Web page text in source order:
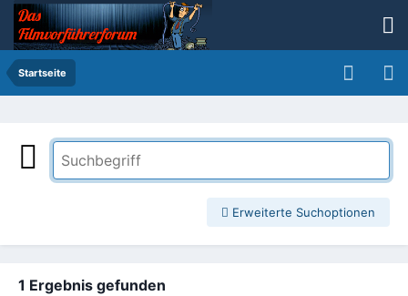
Startseite
Erweiterte Suchoptionen
1 Ergebnis gefunden